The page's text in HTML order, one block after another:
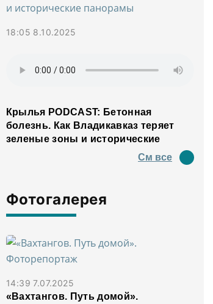
18:05 8.10.2025
Крылья PODCAST: Бетонная
болезнь. Как Владикавказ теряет
зеленые зоны и исторические
См все
Фотогалерея
14:39 7.07.2025
«Вахтангов. Путь домой».